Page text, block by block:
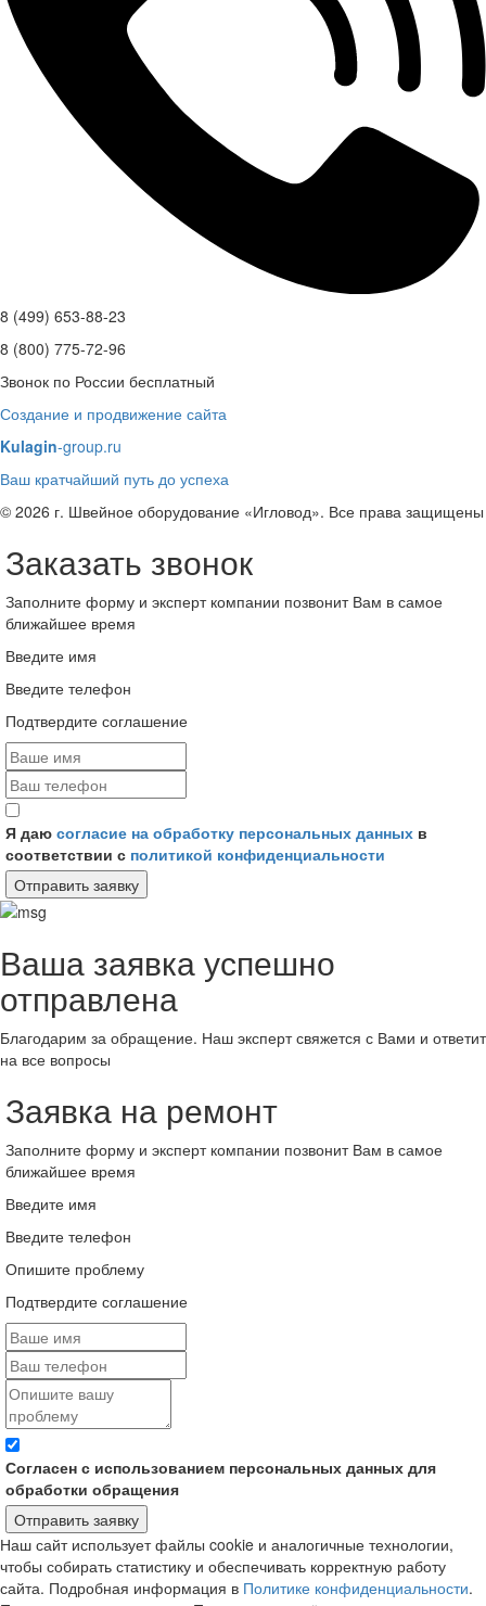
8 (499) 653-88-23
8 (800) 775-72-96
Звонок по России бесплатный
Создание и продвижение сайта
Kulagin-group.ru
Ваш кратчайший путь до успеха
© 2026 г. Швейное оборудование «Игловод». Все права защищены
Заказать звонок
Заполните форму и эксперт компании позвонит Вам в самое
ближайшее время
Введите имя
Введите телефон
Подтвердите соглашение
Я даю согласие на обработку персональных данных в
соответствии с политикой конфиденциальности
Отправить заявку
Ваша заявка успешно
отправлена
Благодарим за обращение. Наш эксперт свяжется с Вами и ответит
на все вопросы
Заявка на ремонт
Заполните форму и эксперт компании позвонит Вам в самое
ближайшее время
Введите имя
Введите телефон
Опишите проблему
Подтвердите соглашение
Согласен с использованием персональных данных для
обработки обращения
Отправить заявку
Наш сайт использует файлы cookie и аналогичные технологии,
чтобы собирать статистику и обеспечивать корректную работу
сайта. Подробная информация в Политике конфиденциальности.